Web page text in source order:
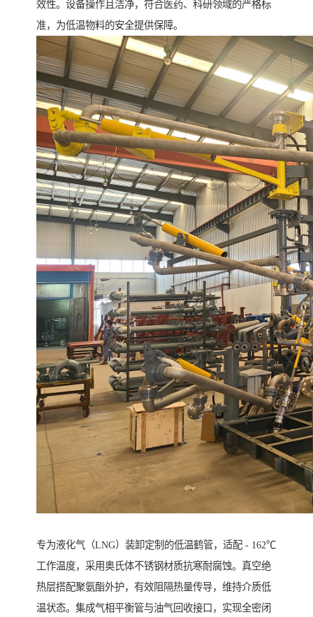
效性。设备操作且洁净，符合医药、科研领域的严格标
准，为低温物料的安全提供保障。
专为液化气（LNG）装卸定制的低温鹤管，适配 - 162℃
工作温度，采用奥氏体不锈钢材质抗寒耐腐蚀。真空绝
热层搭配聚氨酯外护，有效阻隔热量传导，维持介质低
温状态。集成气相平衡管与油气回收接口，实现全密闭